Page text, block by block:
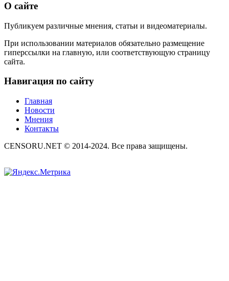
О сайте
Публикуем различные мнения, статьи и видеоматериалы.
При использовании материалов обязательно размещение
гиперссылки на главную, или соответствующую страницу
сайта.
Навигация по сайту
Главная
Новости
Мнения
Контакты
CENSORU.NET © 2014-2024. Все права защищены.